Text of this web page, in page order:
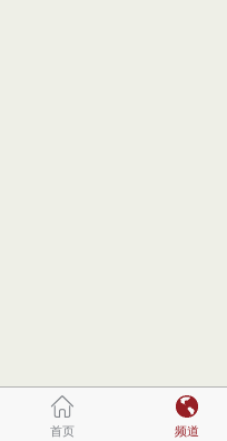
首页 频道